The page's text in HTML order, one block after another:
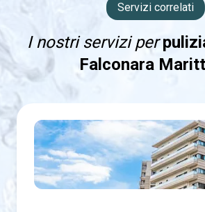
Servizi correlati
I nostri servizi per
Falconara